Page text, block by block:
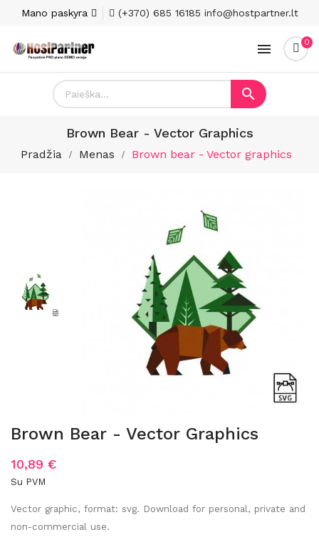
Mano paskyra (+370) 685 16185 info@hostpartner.lt
 0

Brown Bear - Vector Graphics
Pradžia Menas Brown bear - Vector graphics
Brown Bear - Vector Graphics
10,89 €
Su PVM
Vector graphic, format: svg. Download for personal, private and
non-commercial use.